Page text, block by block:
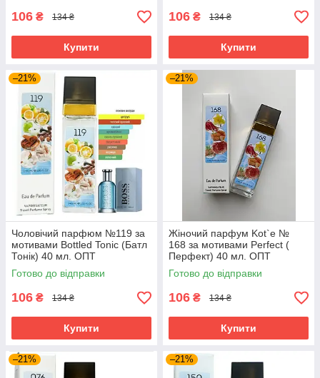
106 ₴ 134 ₴
Купити
106 ₴ 134 ₴
Купити
–21%
Чоловічий парфюм №119 за
мотивами Bottled Tonic (Батл
Тонік) 40 мл. ОПТ
Готово до відправки
106 ₴ 134 ₴
Купити
–21%
Жіночий парфум Kot`e №
168 за мотивами Perfect (
Перфект) 40 мл. ОПТ
Готово до відправки
106 ₴ 134 ₴
Купити
–21% –21%